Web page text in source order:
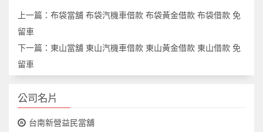
上一篇： 布袋當舖 布袋汽機車借款 布袋黃金借款 布袋借款 免
留車
下一篇： 東山當舖 東山汽機車借款 東山黃金借款 東山借款 免
留車
公司名片
台南新營益民當舖